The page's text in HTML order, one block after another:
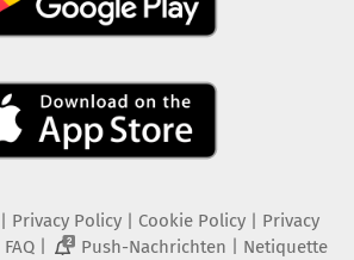
Privacy Policy| Cookie Policy| Privacy
FAQ| 2 Push-Nachrichten Netiquette